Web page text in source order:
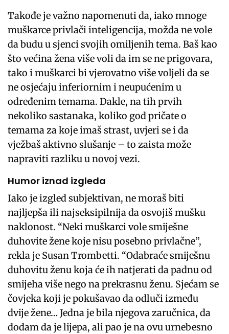
Takođe je važno napomenuti da, iako mnoge
muškarce privlači inteligencija, možda ne vole
da budu u sjenci svojih omiljenih tema. Baš kao
što većina žena više voli da im se ne prigovara,
tako i muškarci bi vjerovatno više voljeli da se
ne osjećaju inferiornim i neupućenim u
određenim temama. Dakle, na tih prvih
nekoliko sastanaka, koliko god pričate o
temama za koje imaš strast, uvjeri se i da
vježbaš aktivno slušanje – to zaista može
napraviti razliku u novoj vezi.
Humor iznad izgleda
Iako je izgled subjektivan, ne moraš biti
najljepša ili najseksipilnija da osvojiš mušku
naklonost. “Neki muškarci vole smiješne
duhovite žene koje nisu posebno privlačne”,
rekla je Susan Trombetti. “Odabraće smiješnu
duhovitu ženu koja će ih natjerati da padnu od
smijeha više nego na prekrasnu ženu. Sjećam se
čovjeka koji je pokušavao da odluči između
dvije žene… Jedna je bila njegova zaručnica, da
dodam da je lijepa, ali pao je na ovu urnebesno